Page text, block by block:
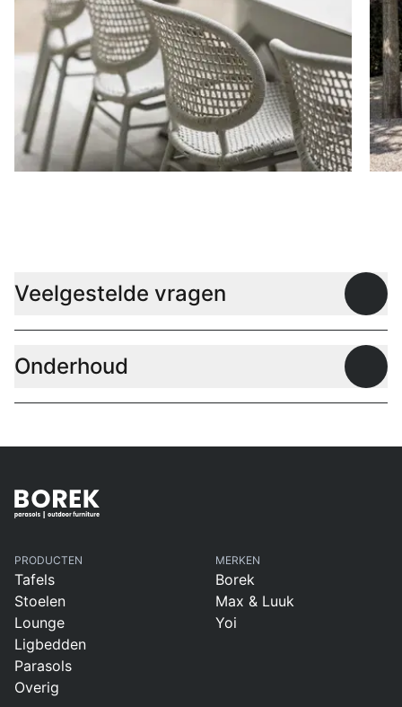
Veelgestelde vragen
Onderhoud
PRODUCTEN
Tafels
Stoelen
Lounge
Ligbedden
Parasols
Overig
MERKEN
Borek
Max & Luuk
Yoi